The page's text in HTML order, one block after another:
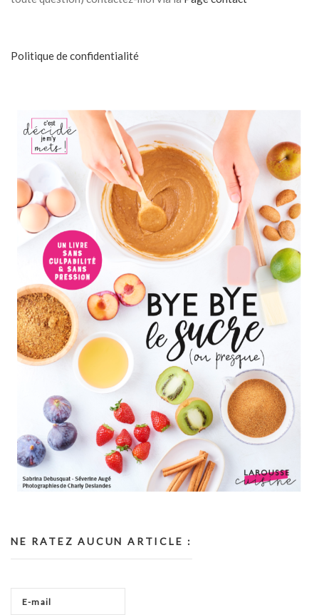
Politique de confidentialité
NE RATEZ AUCUN ARTICLE :